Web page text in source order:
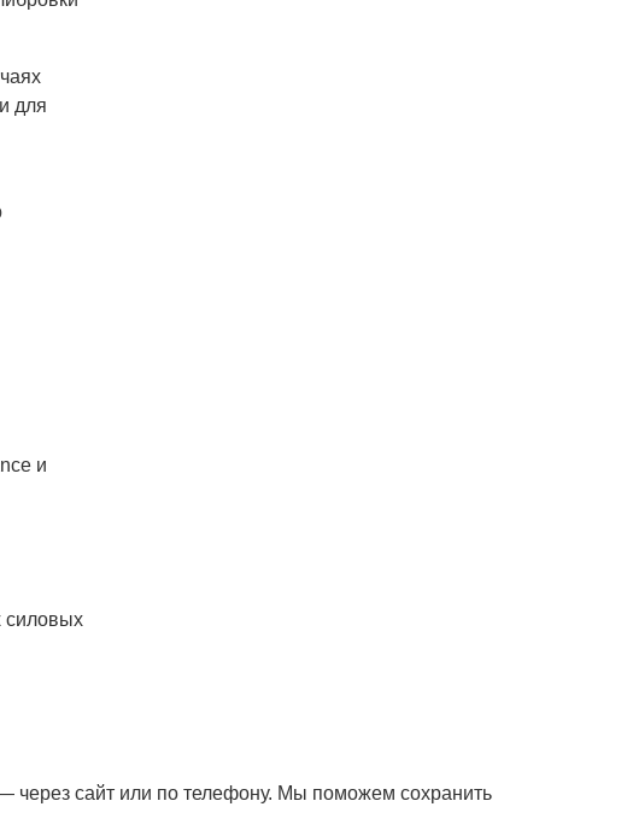
для
и
силовых
через сайт или по телефону. Мы поможем сохранить